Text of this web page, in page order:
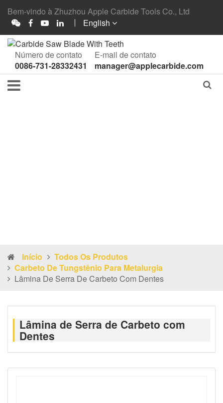
Bem-vindo à Zhuzhou Apple Carbide Tools Co., Ltd
English
Número de contato
0086-731-28332431
E-mail de contato
manager@applecarbide.com
Início
Todos Os Produtos
Carbeto De Tungstênio Para Metalurgia
Lâmina De Serra De Carbeto Com Dentes
Lâmina de Serra de Carbeto com
Dentes